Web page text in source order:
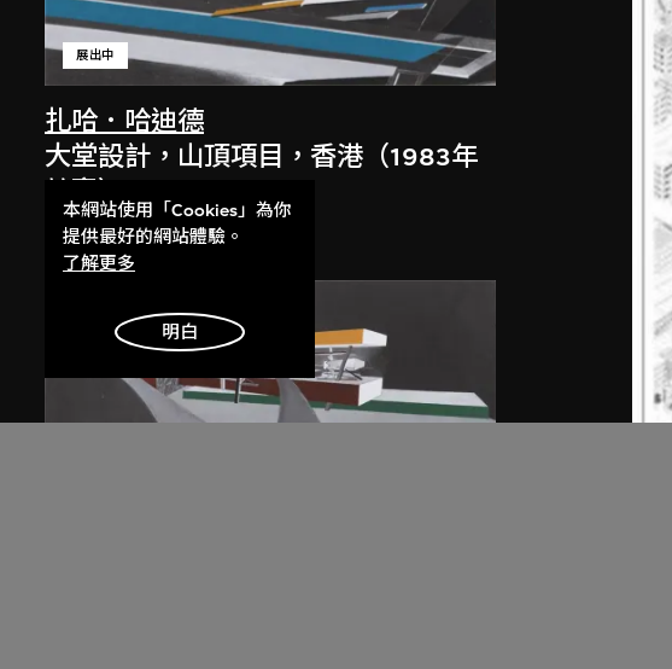
扎哈．哈迪德
展出中
大堂設計，山頂項目，香港（1983年
1983/2012
本網站使用「Cookies」為你
提供最好的網站體驗。
了解更多
明白